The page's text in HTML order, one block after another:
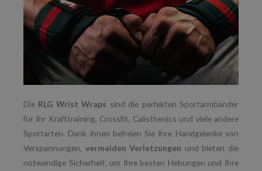
Die RLG Wrist Wraps sind die perfekten Sportarmbänder
für Ihr Krafttraining, Crossfit, Calisthenics und viele andere
Sportarten. Dank ihnen befreien Sie Ihre Handgelenke von
Verspannungen, vermeiden Verletzungen und bieten die
notwendige Sicherheit, um Ihre besten Hebungen und Ihre